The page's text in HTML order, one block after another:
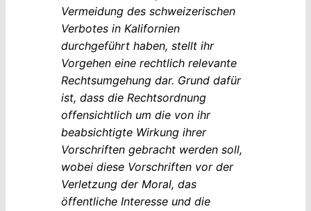
Vermeidung des schweizerischen
Verbotes in Kalifornien
durchgeführt haben, stellt ihr
Vorgehen eine rechtlich relevante
Rechtsumgehung dar. Grund dafür
ist, dass die Rechtsordnung
offensichtlich um die von ihr
beabsichtigte Wirkung ihrer
Vorschriften gebracht werden soll,
wobei diese Vorschriften vor der
Verletzung der Moral, das
öffentliche Interesse und die